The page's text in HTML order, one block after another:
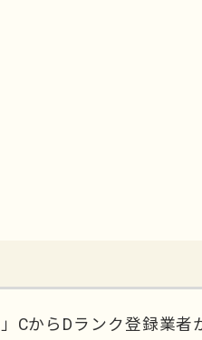
CからDランク登録業者